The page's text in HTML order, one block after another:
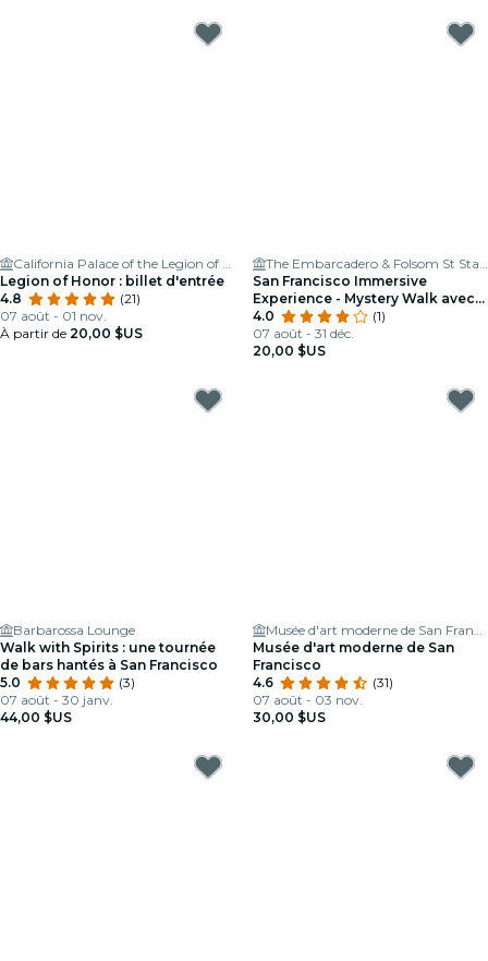
California Palace of the Legion of Honor
Legion of Honor : billet d'entrée
4.8
(21)
07 août - 01 nov.
À partir de 20,00 $US
The Embarcadero & Folsom St Station
San Francisco Immersive
Experience - Mystery Walk avec
pauses Pub & Café
4.0
(1)
07 août - 31 déc.
20,00 $US
Barbarossa Lounge
Walk with Spirits : une tournée
de bars hantés à San Francisco
5.0
(3)
07 août - 30 janv.
44,00 $US
Musée d'art moderne de San Francisco
Musée d'art moderne de San
Francisco
4.6
(31)
07 août - 03 nov.
30,00 $US